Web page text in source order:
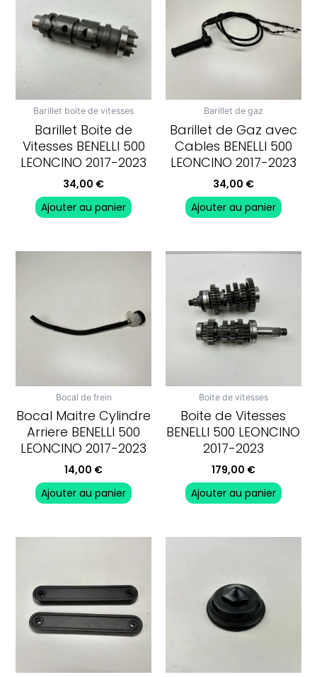
Barillet boite de vitesses
Barillet Boite de
Vitesses BENELLI 500
LEONCINO 2017-2023
34,00 €
Ajouter au panier
Barillet de gaz
Barillet de Gaz avec
Cables BENELLI 500
LEONCINO 2017-2023
34,00 €
Ajouter au panier
Bocal de frein
Bocal Maitre Cylindre
Arriere BENELLI 500
LEONCINO 2017-2023
14,00 €
Ajouter au panier
Boite de vitesses
Boite de Vitesses
BENELLI 500 LEONCINO
2017-2023
179,00 €
Ajouter au panier